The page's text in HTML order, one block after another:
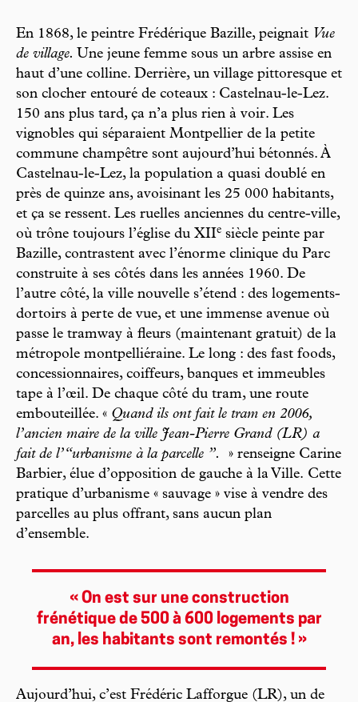
En 1868, le peintre Frédérique Bazille, peignait Vue
de village. Une jeune femme sous un arbre assise en
haut d’une colline. Derrière, un village pittoresque et
son clocher entouré de coteaux : Castelnau-le-Lez.
150 ans plus tard, ça n’a plus rien à voir. Les
vignobles qui séparaient Montpellier de la petite
commune champêtre sont aujourd’hui bétonnés. À
Castelnau-le-Lez, la population a quasi doublé en
près de quinze ans, avoisinant les 25 000 habitants,
et ça se ressent. Les ruelles anciennes du centre-ville,
où trône toujours l’église du XIIe siècle peinte par
Bazille, contrastent avec l’énorme clinique du Parc
construite à ses côtés dans les années 1960. De
l’autre côté, la ville nouvelle s’étend : des logements-
dortoirs à perte de vue, et une immense avenue où
passe le tramway à fleurs (maintenant gratuit) de la
métropole montpelliéraine. Le long : des fast foods,
concessionnaires, coiffeurs, banques et immeubles
tape à l’œil. De chaque côté du tram, une route
embouteillée. « Quand ils ont fait le tram en 2006,
l’ancien maire de la ville Jean-Pierre Grand (LR) a
fait de l’“urbanisme à la parcelle ”.
» renseigne Carine
Barbier, élue d’opposition de gauche à la Ville. Cette
pratique d’urbanisme « sauvage » vise à vendre des
parcelles au plus offrant, sans aucun plan
d’ensemble.
« On est sur une construction
frénétique de 500 à 600 logements par
an, les habitants sont remontés ! »
Aujourd’hui, c’est Frédéric Lafforgue (LR), un de